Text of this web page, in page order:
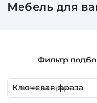
Мебель для
Фильтр
Ключевая фраза